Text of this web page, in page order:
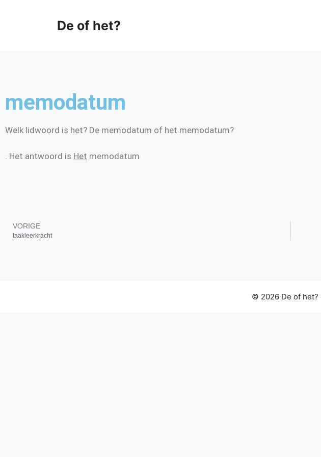
De of het?
memodatum
Welk lidwoord is het? De memodatum of het memodatum?
. Het antwoord is Het memodatum
VORIGE
taakleerkracht
© 2026 De of het?